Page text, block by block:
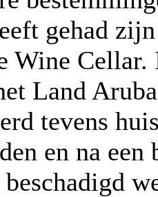
gehad
Wine
Land
tevens
en na